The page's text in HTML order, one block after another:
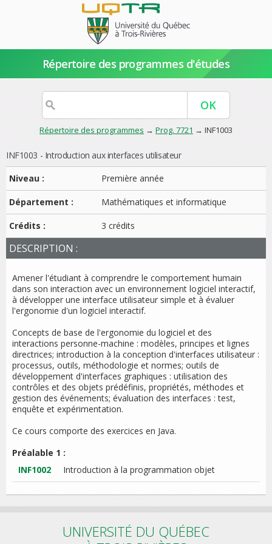
Répertoire des programmes d'études
Répertoire des programmes → Prog. 7721 → INF1003
INF1003 - Introduction aux interfaces utilisateur
Niveau :
Première année
Département : Mathématiques et informatique
Crédits : 3 crédits
DESCRIPTION :
Amener l'étudiant à comprendre le comportement humain
dans son interaction avec un environnement logiciel interactif,
à développer une interface utilisateur simple et à évaluer
l'ergonomie d'un logiciel interactif.
Concepts de base de l'ergonomie du logiciel et des
interactions personne-machine : modèles, principes et lignes
directrices; introduction à la conception d'interfaces utilisateur :
processus, outils, méthodologie et normes; outils de
développement d'interfaces graphiques : utilisation des
contrôles et des objets prédéfinis, propriétés, méthodes et
gestion des événements; évaluation des interfaces : test,
enquête et expérimentation.
Ce cours comporte des exercices en Java.
Préalable 1 :
INF1002
Introduction à la programmation objet
UNIVERSITÉ DU QUÉBEC